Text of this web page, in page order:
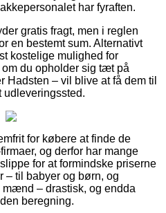
har fyraften.
gratis fragt, men i reglen
en bestemt sum. Alternativt
kostelige mulighed for
du opholder sig tæt på
Hadsten – vil blive at få dem til
udleveringssted.
for købere at finde de
og derfor har mange
for at formindske priserne
– til babyer og børn, og
mænd – drastisk, og endda
beregning.